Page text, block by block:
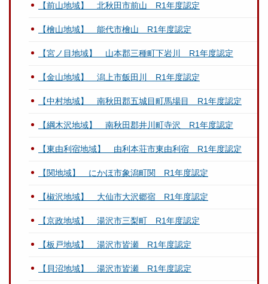
【前山地域】 北秋田市前山 R1年度認定
【檜山地域】 能代市檜山 R1年度認定
【宮ノ目地域】 山本郡三種町下岩川 R1年度認定
【金山地域】 潟上市飯田川 R1年度認定
【中村地域】 南秋田郡五城目町馬場目 R1年度認定
【綱木沢地域】 南秋田郡井川町寺沢 R1年度認定
【東由利宿地域】 由利本荘市東由利宿 R1年度認定
【関地域】 にかほ市象潟町関 R1年度認定
【椒沢地域】 大仙市大沢郷宿 R1年度認定
【京政地域】 湯沢市三梨町 R1年度認定
【板戸地域】 湯沢市皆瀬 R1年度認定
【貝沼地域】 湯沢市皆瀬 R1年度認定